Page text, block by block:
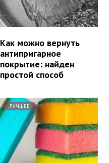
Как можно вернуть
антипригарное
покрытие: найден
простой способ
ЛУЧШЕЕ